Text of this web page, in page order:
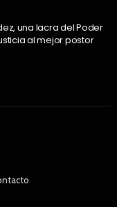
una lacra del Poder
al mejor postor